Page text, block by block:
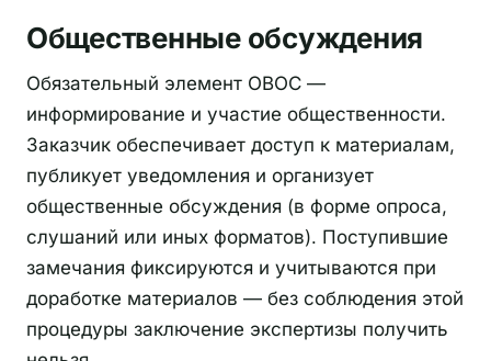
Общественные обсуждения
Обязательный элемент ОВОС —
информирование и участие общественности.
Заказчик обеспечивает доступ к материалам,
публикует уведомления и организует
общественные обсуждения (в форме опроса,
слушаний или иных форматов). Поступившие
замечания фиксируются и учитываются при
доработке материалов — без соблюдения этой
процедуры заключение экспертизы получить